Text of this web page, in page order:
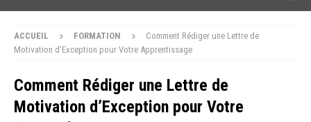
ACCUEIL FORMATION
Comment Rédiger une Lettre de
Motivation d’Exception pour Votre Apprentissage
Comment Rédiger une Lettre de
Motivation d’Exception pour Votre